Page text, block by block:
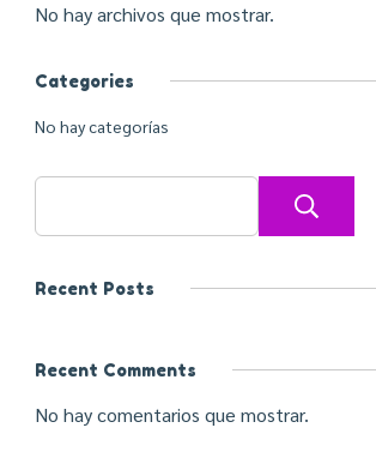
No hay archivos que mostrar.
Categories
No hay categorías
Recent Posts
Recent Comments
No hay comentarios que mostrar.